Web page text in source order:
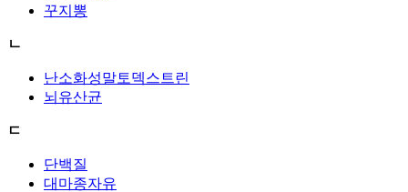
꾸지뽕
ㄴ
난소화성말토덱스트린
뇌유산균
ㄷ
단백질
대마종자유